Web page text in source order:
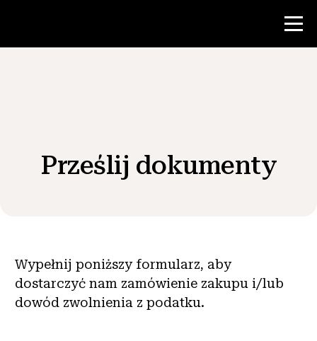
Wiadomości i wydarzenia
Zaangażować się
Prześlij dokumenty
Wypełnij poniższy formularz, aby
dostarczyć nam zamówienie zakupu i/lub
dowód zwolnienia z podatku.